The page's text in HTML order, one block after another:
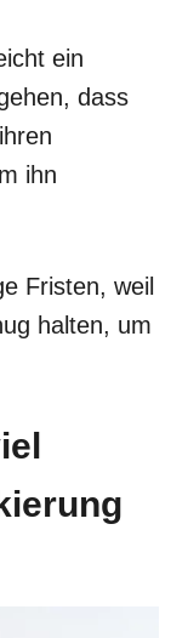
ein
dass
ihn
Fristen, weil
halten, um